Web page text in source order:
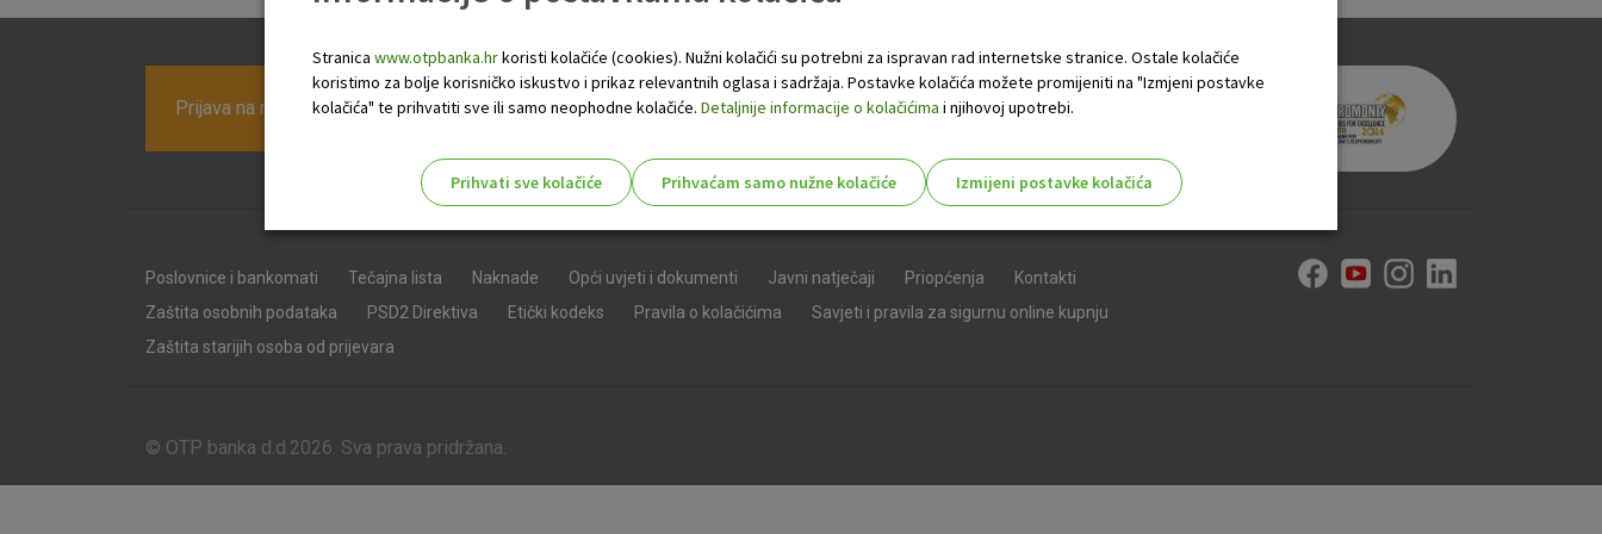
Prijava na newsletter OTP banke
Poslovnice i bankomati Tečajna lista Naknade Opći uvjeti i dokumenti Javni natječaji Priopćenja
Kontakti
Zaštita osobnih podataka
PSD2 Direktiva Etički kodeks Pravila o kolačićima
Savjeti i pravila za sigurnu online kupnju
Zaštita starijih osoba od prijevara
© OTP banka d.d.2026. Sva prava pridržana.
Stranica www.otpbanka.hrkoristi kolačiće (cookies). Nužni kolačići su potrebni za ispravan rad internetske stranice. Ostale kolačiće
koristimo za bolje korisničko iskustvo i prikaz relevantnih oglasa i sadržaja. Postavke kolačića možete promijeniti na "Izmjeni postavke
kolačića" te prihvatiti sve ili samo neophodne kolačiće. Detaljnije informacije o kolačićima i njihovoj upotrebi.
Prihvati sve kolačiće Prihvaćam samo nužne kolačiće
Izmijeni postavke kolačića
njima, ali u tom slučaju neki dijelovi stranice neće raditi. Ti kolačići ne